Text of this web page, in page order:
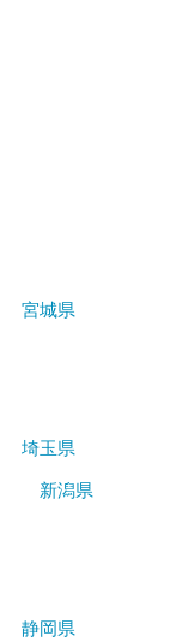
宮城県
埼玉県
新潟県
静岡県